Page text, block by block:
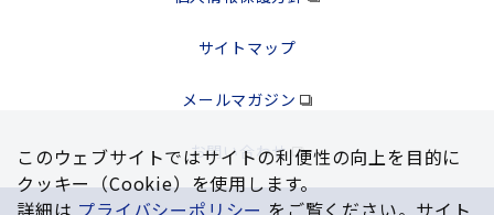
サイトマップ
メールマガジン
お問い合わせ
このウェブサイトではサイトの利便性の向上を⽬的に
クッキー（Cookie）を使⽤します。
詳細は プライバシーポリシー をご覧ください。サイト